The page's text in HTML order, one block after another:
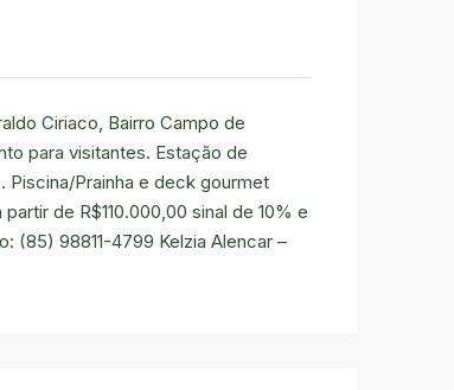
Ciriaco, Bairro Campo de
para visitantes. Estação de
Piscina/Prainha e deck gourmet
de R$110.000,00 sinal de 10% e
(85) 98811-4799 Kelzia Alencar –